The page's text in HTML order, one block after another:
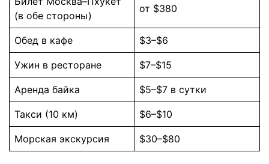
(в обе стороны)
от $380
Обед в кафе $3–$6
Ужин в ресторане $7–$15
Аренда байка $5–$7 в сутки
Такси (10 км) $6–$10
Морская экскурсия $30–$80